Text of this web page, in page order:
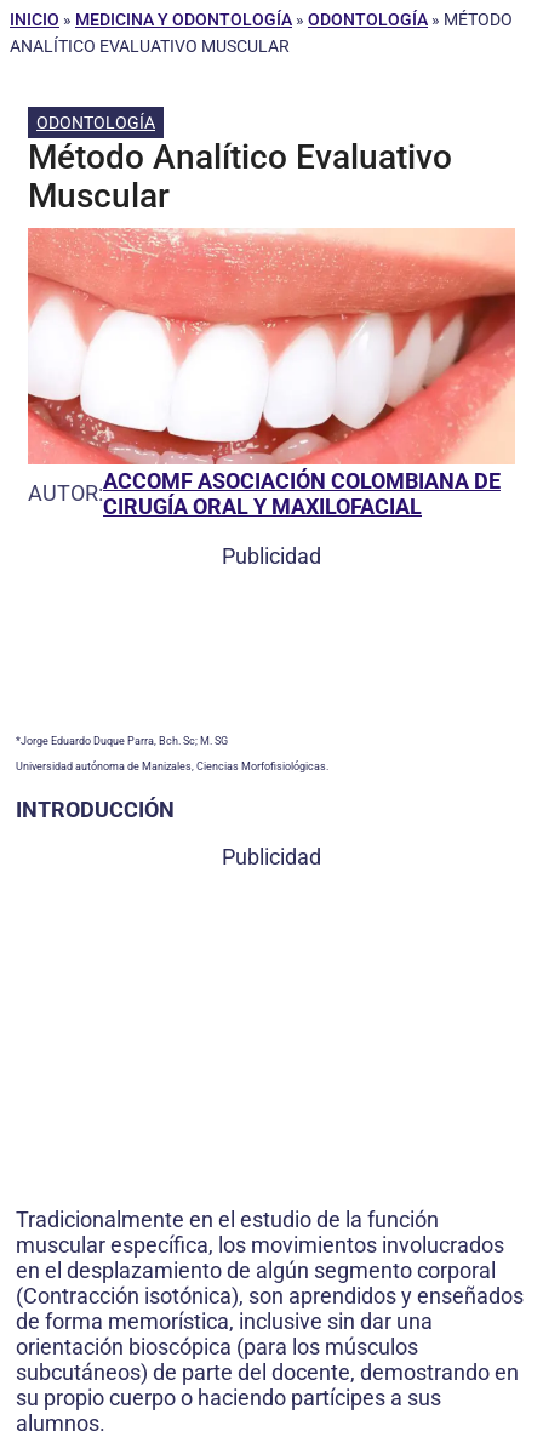
INICIO » MEDICINA Y ODONTOLOGÍA » ODONTOLOGÍA » MÉTODO
ANALÍTICO EVALUATIVO MUSCULAR
ODONTOLOGÍA
Método Analítico Evaluativo
Muscular
AUTOR:ACCOMF ASOCIACIÓN COLOMBIANA DE
CIRUGÍA ORAL Y MAXILOFACIAL
Publicidad
*Jorge Eduardo Duque Parra, Bch. Sc; M. SG
Universidad autónoma de Manizales, Ciencias Morfofisiológicas.
INTRODUCCIÓN
Publicidad
Tradicionalmente en el estudio de la función
muscular específica, los movimientos involucrados
en el desplazamiento de algún segmento corporal
(Contracción isotónica), son aprendidos y enseñados
de forma memorística, inclusive sin dar una
orientación bioscópica (para los músculos
subcutáneos) de parte del docente, demostrando en
su propio cuerpo o haciendo partícipes a sus
alumnos.